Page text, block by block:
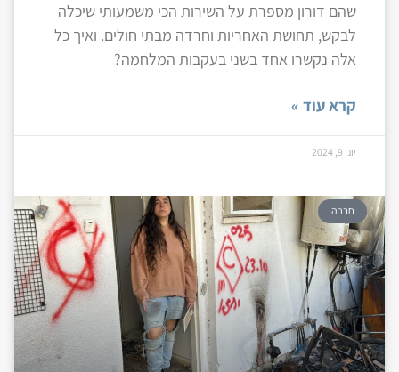
שהם דורון מספרת על השירות הכי משמעותי שיכלה
לבקש, תחושת האחריות וחרדה מבתי חולים. ואיך כל
אלה נקשרו אחד בשני בעקבות המלחמה?
קרא עוד »
יוני 9, 2024
חברה